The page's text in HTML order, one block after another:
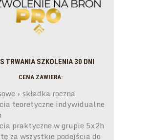
TRWANIA SZKOLENIA 30 DNI
CENA ZAWIERA:
+ składka roczna
teoretyczne indywidualne
praktyczne w grupie 5x2h
za wszystkie podejścia do